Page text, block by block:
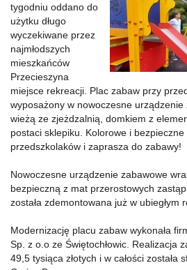
tygodniu oddano do
użytku długo
wyczekiwane przez
najmłodszych
mieszkańców
Przecieszyna
miejsce rekreacji. Plac zabaw przy
wyposażony w nowoczesne urządzenie
wieżą ze zjeżdzalnią, domkiem z
postaci sklepiku. Kolorowe i
przedszkolaków i zaprasza do zabawy!
Nowoczesne urządzenie zabawowe
bezpieczną z mat przerostowych
została zdemontowana już w ubiegłym
Modernizację placu zabaw wykonała
Sp. z o.o ze Świętochłowic. Realizacja
49,5 tysiąca złotych i w całości została